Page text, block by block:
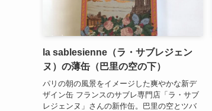
la sablesienne（ラ・サブレジェン
ヌ）の薄缶（巴里の空の下）
パリの朝の風景をイメージした爽やかな新デ
ザイン缶 フランスのサブレ専門店「ラ・サブ
レジェンヌ」さんの新作缶。巴里の空とツバ